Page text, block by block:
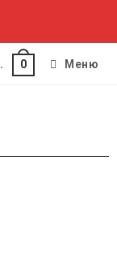
0 Меню